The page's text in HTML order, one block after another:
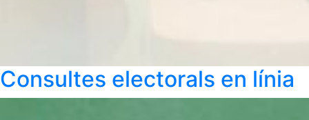
Consultes electorals en línia